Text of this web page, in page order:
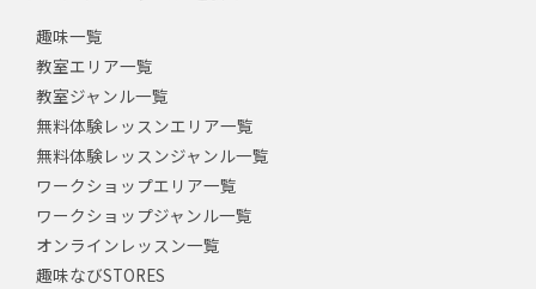
趣味一覧
教室エリア一覧
教室ジャンル一覧
無料体験レッスンエリア一覧
無料体験レッスンジャンル一覧
ワークショップエリア一覧
ワークショップジャンル一覧
オンラインレッスン一覧
趣味なびSTORES